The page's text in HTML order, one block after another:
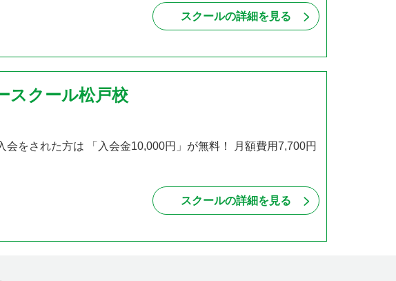
スクールの詳細を見る
スクール松戸校
された方は 「入会金10,000円」が無料！ 月額費用7,700円
スクールの詳細を見る